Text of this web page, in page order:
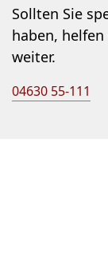
Sollten Sie
haben,
weiter.
04630 55-111